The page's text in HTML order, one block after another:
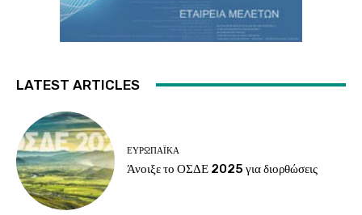
LATEST ARTICLES
ΕΥΡΩΠΑΪΚΆ
Άνοιξε το ΟΣΔΕ 2025 για διορθώσεις